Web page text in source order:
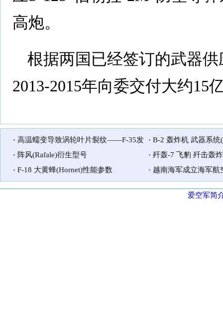
高炮。
根据两国已经签订的武器
2013-2015年向委交付大约15
高温蠕变导致涡轮叶片裂纹——F-35发
动机故障原因
B-2 轰炸机 武器系统
阵风(Rafale)衍生型号
歼轰-7 飞豹 歼击轰
(JH-7,FBC-1)
F-18 大黄蜂(Hornet)性能参数 越南海军成立海军航
爱空军简